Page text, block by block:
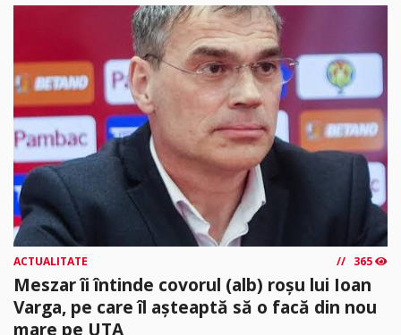
ACTUALITATE 365
Meszar îi întinde covorul (alb) roșu lui Ioan
Varga, pe care îl așteaptă să o facă din nou
mare pe UTA